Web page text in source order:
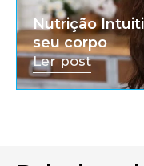
Nutrição
seu corpo
Ler post